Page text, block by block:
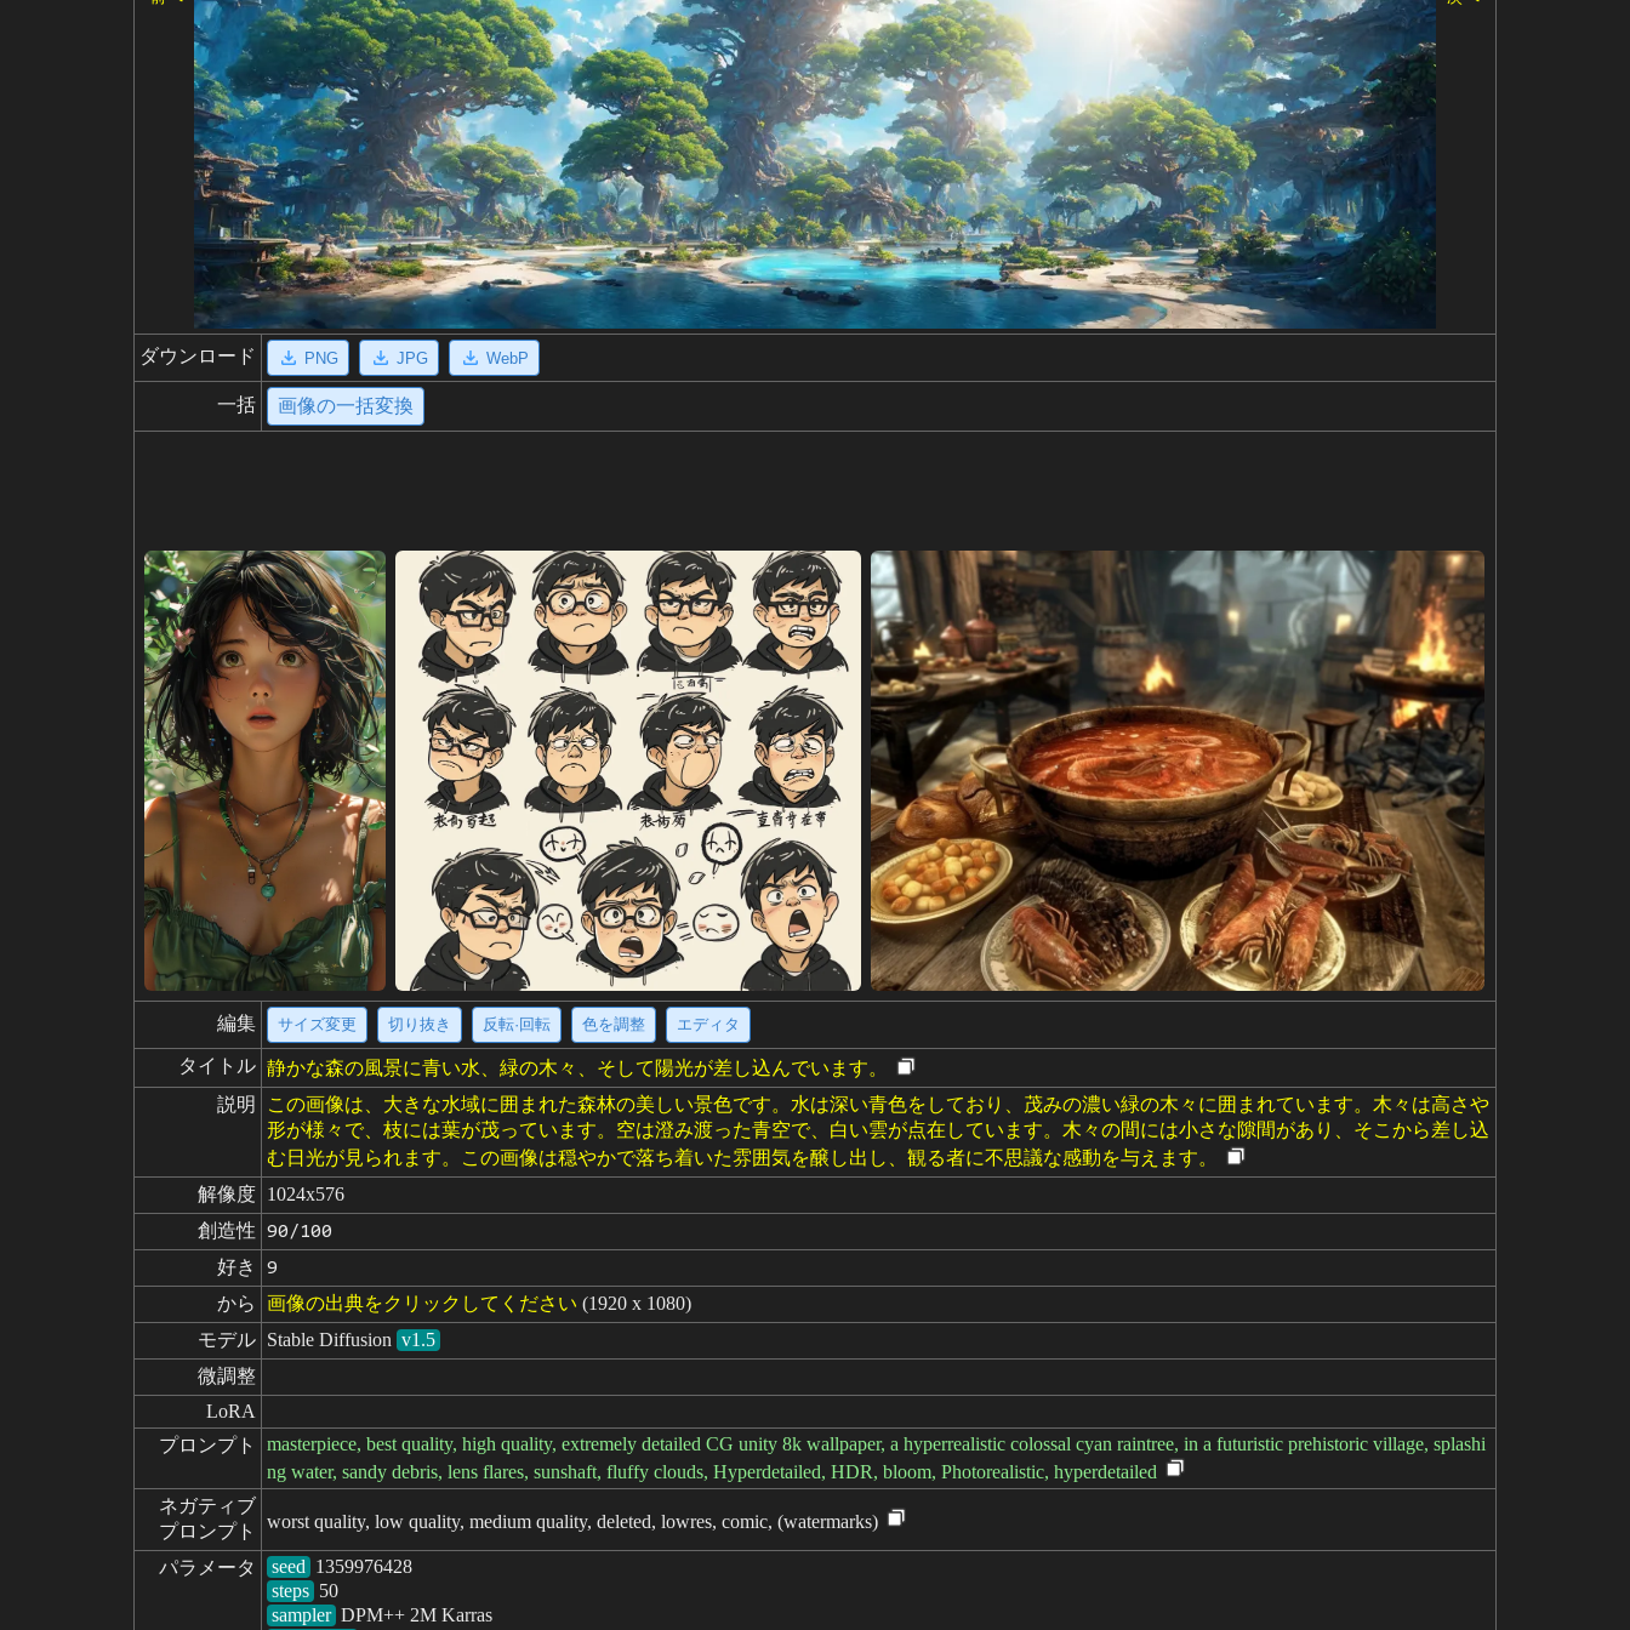
ダウンロード PNG JPG WebP
一括 画像の一括変換
編集 サイズ変更 切り抜き 反転·回転 色を調整 エディタ
タイトル 静かな森の風景に青い水、緑の木々、そして陽光が差し込んでいます。
説明
この画像は、大きな水域に囲まれた森林の美しい景色です。水は深い青色をしており、茂みの濃い緑の木々に囲まれています。木々は高さや
形が様々で、枝には葉が茂っています。空は澄み渡った青空で、白い雲が点在しています。木々の間には小さな隙間があり、そこから差し込
む日光が見られます。この画像は穏やかで落ち着いた雰囲気を醸し出し、観る者に不思議な感動を与えます。
解像度 1024x576
創造性
90/100
好き 9
から 画像の出典をクリックしてください (1920 x 1080)
モデル Stable Diffusion v1.5
微調整
LoRA
プロンプト
masterpiece, best quality, high quality, extremely detailed CG unity 8k wallpaper, a hyperrealistic colossal cyan raintree, in a futuristic prehistoric village, splashi
ng water, sandy debris, lens flares, sunshaft, fluffy clouds, Hyperdetailed, HDR, bloom, Photorealistic, hyperdetailed
ネガティブ
プロンプト
worst quality, low quality, medium quality, deleted, lowres, comic, (watermarks)
パラメータ seed
steps
sampler